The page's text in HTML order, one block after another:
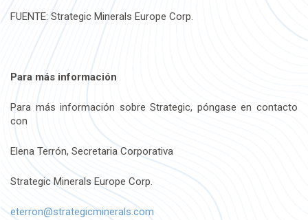
FUENTE: Strategic Minerals Europe Corp.
Para más información
Para más información sobre Strategic, póngase en contacto
con
Elena Terrón, Secretaria Corporativa
Strategic Minerals Europe Corp.
eterron@strategicminerals.com